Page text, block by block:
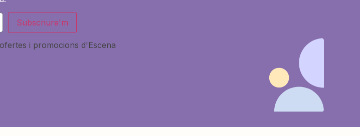
Subscriure'm
i promocions d'Escena